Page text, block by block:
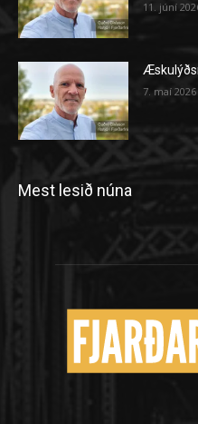
11. júní
7. maí 2026
Mest lesið núna